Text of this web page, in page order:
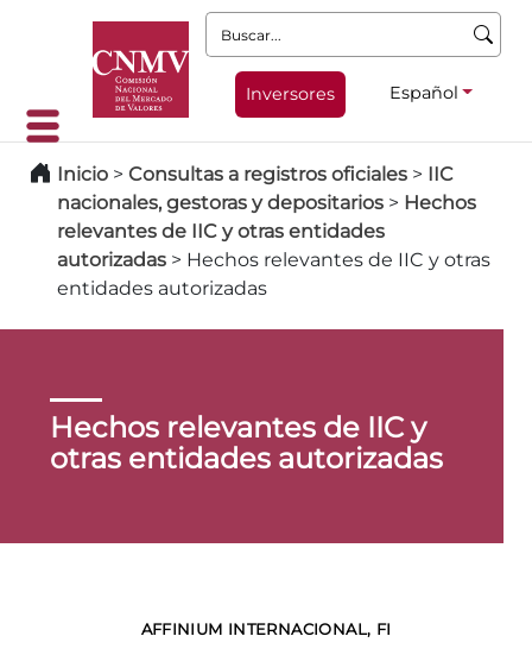
Buscar:
Inversores Español
Inicio > Consultas a registros oficiales > IIC
nacionales, gestoras y depositarios > Hechos
relevantes de IIC y otras entidades
autorizadas > Hechos relevantes de IIC y otras
entidades autorizadas
Hechos relevantes de IIC y
otras entidades autorizadas
AFFINIUM INTERNACIONAL, FI